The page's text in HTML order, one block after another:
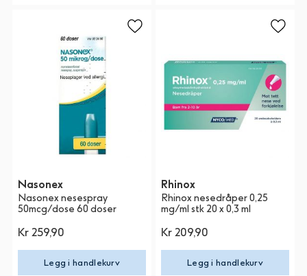
Nasonex
Nasonex nesespray
50mcg/dose 60 doser
Kr 259,90
Legg i handlekurv
Rhinox
Rhinox nesedråper 0,25
mg/ml stk 20 x 0,3 ml
Kr 209,90
Legg i handlekurv